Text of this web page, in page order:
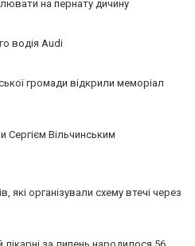
на пернату дичину
водія Audi
громади відкрили меморіал
Сергієм Вільчинським
які організували схему втечі через